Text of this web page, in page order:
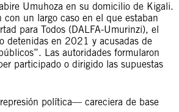
Umuhoza en su domicilio de Kigali.
un largo caso en el que estaban
para Todos (DALFA-Umurinzi), el
detenidas en 2021 y acusadas de
Las autoridades formularon
participado o dirigido las supuestas
política— careciera de base